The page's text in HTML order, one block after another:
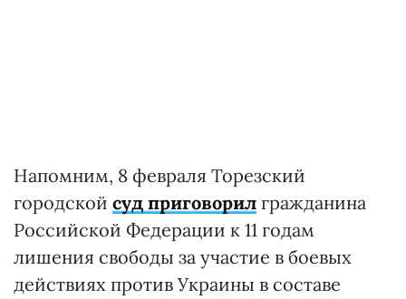
Напомним, 8 февраля Торезский
городской суд приговорил гражданина
Российской Федерации к 11 годам
лишения свободы за участие в боевых
действиях против Украины в составе